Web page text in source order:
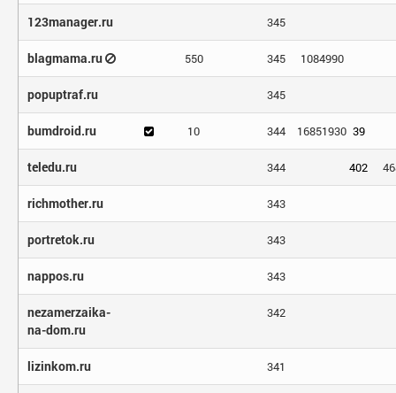
123manager.ru 345
blagmama.ru 550 345 1084990
popuptraf.ru 345
bumdroid.ru 10 344 16851930 39
teledu.ru 344 402
richmother.ru 343
portretok.ru 343
nappos.ru 343
nezamerzaika-
na-dom.ru
342
lizinkom.ru 341